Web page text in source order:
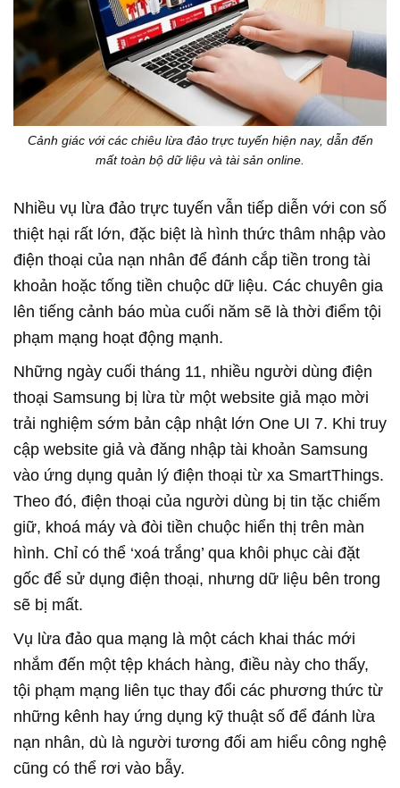
Cảnh giác với các chiêu lừa đảo trực tuyến hiện nay, dẫn đến
mất toàn bộ dữ liệu và tài sản online.
Nhiều vụ lừa đảo trực tuyến vẫn tiếp diễn với con số
thiệt hại rất lớn, đặc biệt là hình thức thâm nhập vào
điện thoại của nạn nhân để đánh cắp tiền trong tài
khoản hoặc tống tiền chuộc dữ liệu. Các chuyên gia
lên tiếng cảnh báo mùa cuối năm sẽ là thời điểm tội
phạm mạng hoạt động mạnh.
Những ngày cuối tháng 11, nhiều người dùng điện
thoại Samsung bị lừa từ một website giả mạo mời
trải nghiệm sớm bản cập nhật lớn One UI 7. Khi truy
cập website giả và đăng nhập tài khoản Samsung
vào ứng dụng quản lý điện thoại từ xa SmartThings.
Theo đó, điện thoại của người dùng bị tin tặc chiếm
giữ, khoá máy và đòi tiền chuộc hiển thị trên màn
hình. Chỉ có thể ‘xoá trắng’ qua khôi phục cài đặt
gốc để sử dụng điện thoại, nhưng dữ liệu bên trong
sẽ bị mất.
Vụ lừa đảo qua mạng là một cách khai thác mới
nhắm đến một tệp khách hàng, điều này cho thấy,
tội phạm mạng liên tục thay đổi các phương thức từ
những kênh hay ứng dụng kỹ thuật số để đánh lừa
nạn nhân, dù là người tương đối am hiểu công nghệ
cũng có thể rơi vào bẫy.